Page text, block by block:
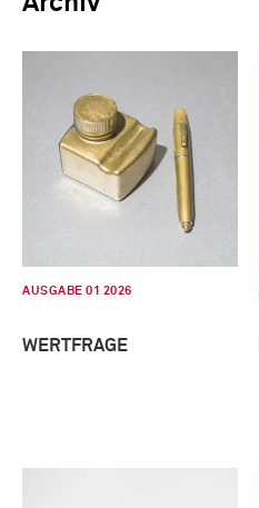
AUSGABE 01 2026
WERTFRAGE